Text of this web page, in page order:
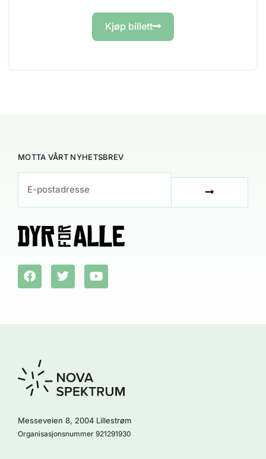
Kjøp billett
MOTTA VÅRT NYHETSBREV
Messeveien 8, 2004 Lillestrøm
Organisasjonsnummer 921291930